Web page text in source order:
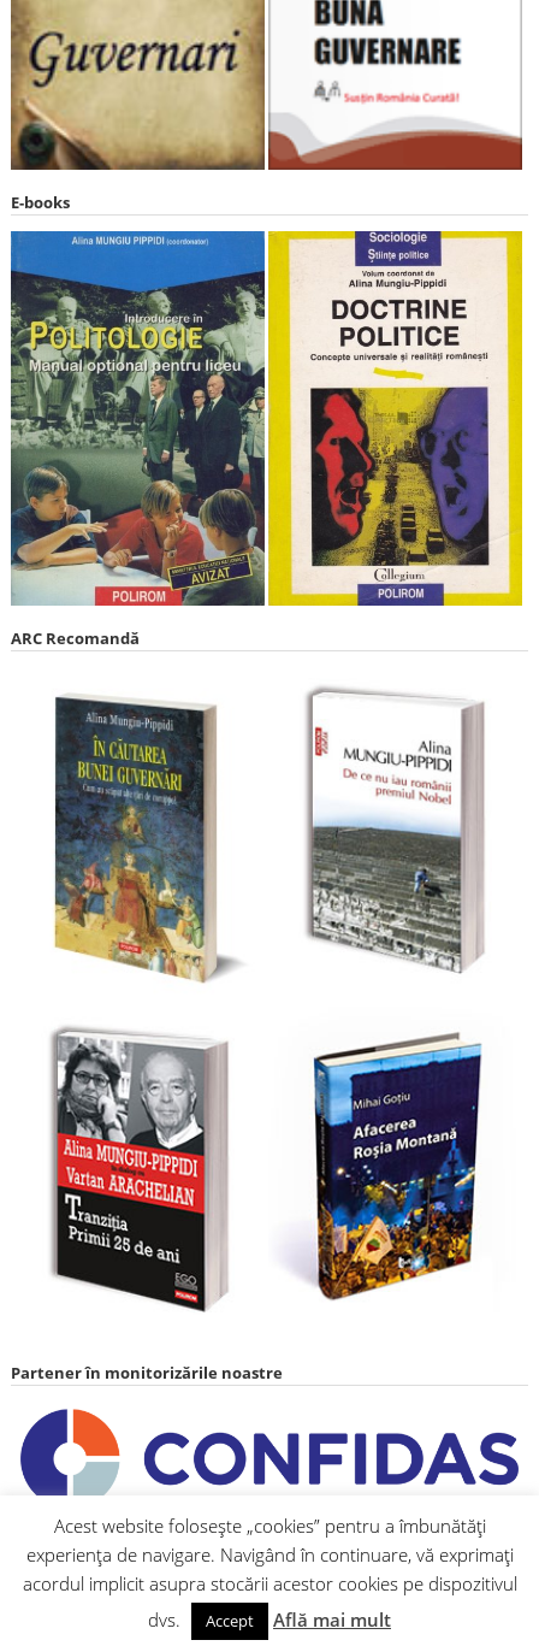
E-books
ARC Recomandă
Partener în monitorizările noastre
Acest website folosește „cookies” pentru a îmbunătăți
experiența de navigare. Navigând în continuare, vă exprimați
acordul implicit asupra stocării acestor cookies pe dispozitivul
dvs.
Accept Află mai mult